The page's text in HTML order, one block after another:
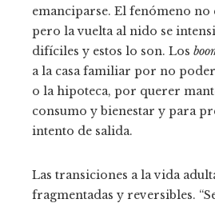
emanciparse. El fenómeno no
pero la vuelta al nido se
difíciles y estos lo son. Los
a la casa familiar por no
o la hipoteca, por querer
consumo y bienestar y para
intento de salida.
Las transiciones a la vida
fragmentadas y reversibles.